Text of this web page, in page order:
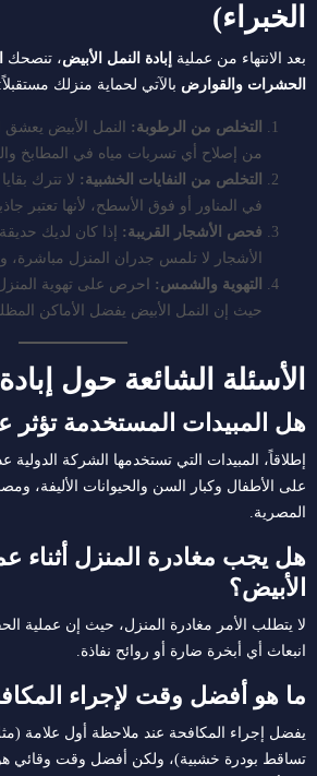
الخبراء)
بعد الانتهاء من عملية إبادة النمل الأبيض، تنصحك
الحشرات والقوارض بالآتي لحماية منزلك مستقبلاً:
التخلص من الرطوبة: النمل الأبيض يعشق
من إصلاح أي تسربات مياه في المطابخ
التخلص من النفايات الخشبية: لا تترك
في المناور أو فوق الأسطح، لأنها تعتبر
فحص الأشجار القريبة: إذا كان لديك
الأشجار لا تلمس جدران المنزل مباشرة،
التهوية والشمس: احرص على تهوية
حيث إن النمل الأبيض يفضل الأماكن
الأسئلة الشائعة حول
هل المبيدات المستخدمة تؤثر
إطلاقاً، المبيدات التي تستخدمها الشركة الدولية
على الأطفال وكبار السن والحيوانات الأليفة،
المصرية.
هل يجب مغادرة المنزل أثناء
الأبيض؟
لا يتطلب الأمر مغادرة المنزل، حيث إن عملية
انبعاث أي أبخرة ضارة أو روائح نفاذة.
ما هو أفضل وقت لإجراء
يفضل إجراء المكافحة عند ملاحظة أول علامة (مثل
تساقط بودرة خشبية)، ولكن أفضل وقت وقائي هو